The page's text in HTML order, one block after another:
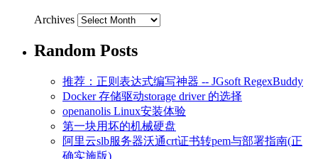
Archives
Random Posts
推荐：正则表达式编写神器 -- JGsoft RegexBuddy
Docker 存储驱动storage driver 的选择
openanolis Linux安装体验
第一块用坏的机械硬盘
阿里云slb服务器沃通crt证书转pem与部署指南(正
确实施版)